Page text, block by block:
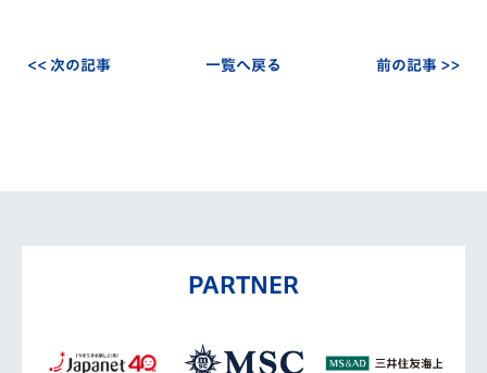
<< 次の記事 一覧へ戻る 前の記事 >>
PARTNER